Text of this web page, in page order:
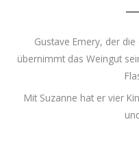
Gustave Emery, der
übernimmt das Weingut
Mit Suzanne hat er vier